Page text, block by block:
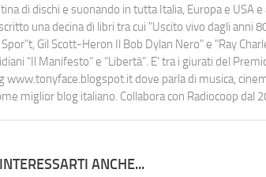
di dischi e suonando in tutta Italia, Europa e USA
una decina di libri tra cui "Uscito vivo dagli anni
Spor"t, Gil Scott-Heron Il Bob Dylan Nero" e "Ray
“Il Manifesto” e “Libertà”. E' tra i giurati del
www.tonyface.blogspot.it dove parla di musica,
miglior blog italiano. Collabora con Radiocoop dal
ANCHE...